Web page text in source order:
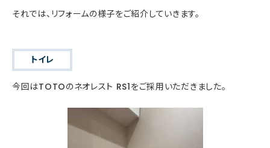
それでは、リフォームの様子をご紹介していきます。
トイレ
今回はTOTOのネオレスト RS1をご採用いただきました。